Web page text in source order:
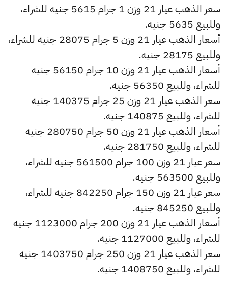
سعر الذهب عيار 21 وزن 1 جرام 5615 جنيه للشراء،
وللبيع 5635 جنيه.
أسعار الذهب عيار 21 وزن 5 جرام 28075 جنيه للشراء،
وللبيع 28175 جنيه.
أسعار الذهب عيار 21 وزن 10 جرام 56150 جنيه
للشراء، وللبيع 56350 جنيه.
سعر الذهب عيار 21 وزن 25 جرام 140375 جنيه
للشراء، وللبيع 140875 جنيه.
أسعار الذهب عيار 21 وزن 50 جرام 280750 جنيه
للشراء، وللبيع 281750 جنيه.
سعر عيار 21 وزن 100 جرام 561500 جنيه للشراء،
وللبيع 563500 جنيه.
سعر عيار 21 وزن 150 جرام 842250 جنيه للشراء،
وللبيع 845250 جنيه.
أسعار الذهب عيار 21 وزن 200 جرام 1123000 جنيه
للشراء، وللبيع 1127000 جنيه.
سعر الذهب عيار 21 وزن 250 جرام 1403750 جنيه
للشراء، وللبيع 1408750 جنيه.